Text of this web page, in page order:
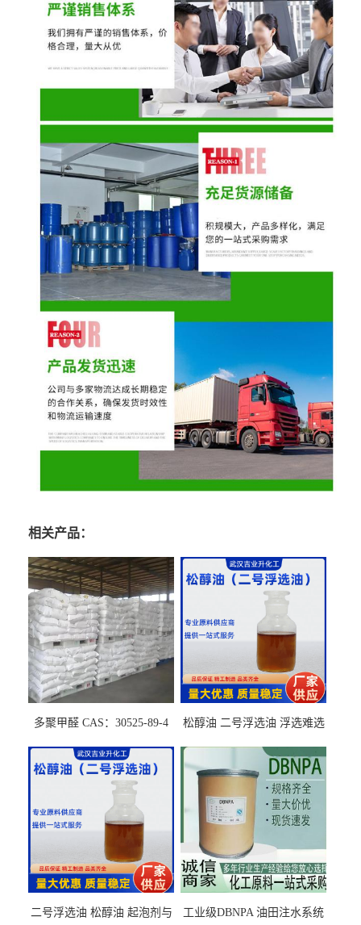
相关产品：
多聚甲醛 CAS：30525-89-4
松醇油 二号浮选油 浮选难选
二号浮选油 松醇油 起泡剂与 工业级DBNPA 油田注水系统